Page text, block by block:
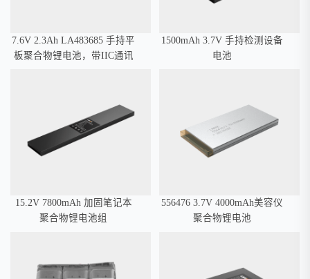
7.6V 2.3Ah LA483685 手持平
板聚合物锂电池，带IIC通讯
1500mAh 3.7V 手持检测设备
电池
15.2V 7800mAh 加固笔记本
聚合物锂电池组
556476 3.7V 4000mAh美容仪
聚合物锂电池